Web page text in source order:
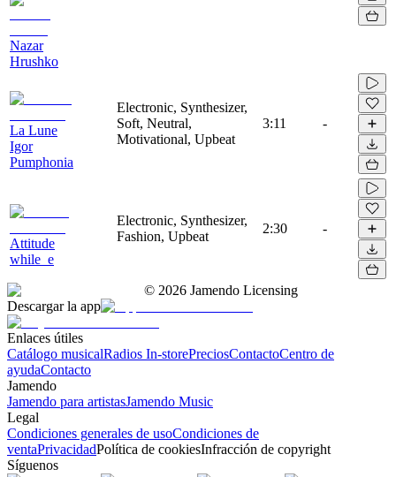
Nazar
Hrushko
La Lune
Igor
Pumphonia
Electronic, Synthesizer,
Soft, Neutral,
Motivational, Upbeat
3:11 -
Attitude
while_e
Electronic, Synthesizer,
Fashion, Upbeat
2:30 -
© 2026 Jamendo Licensing
Descargar la app
Enlaces útiles
Catálogo musicalRadios In-storePreciosContactoCentro de
ayudaContacto
Jamendo
Jamendo para artistasJamendo Music
Legal
Condiciones generales de usoCondiciones de
ventaPrivacidadPolítica de cookiesInfracción de copyright
Síguenos